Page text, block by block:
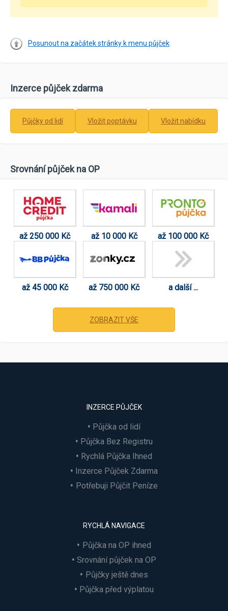
Posunout na začátek stránky k menu půjček
Inzerce půjček zdarma
Půjčky od lidí Vložit poptávku Vložit nabídku
Srovnání půjček na OP
až 250 000 Kč až 10 000 Kč až 100 000 Kč
až 45 000 Kč až 750 000 Kč a další ...
ZOBRAZIT VŠE
INZERCE PŮJČEK
Půjčka od lidí
Půjčka Bez Registru
Rychlá Půjčka Ihned
Inzerce Půjček Zdarma
Potřebuji Půjčit Peníze
RYCHLÁ NAVIGACE
Půjčka na OP ihned
Srovnání půjček na OP
Půjčky ještě dnes
Půjčka před výplatou